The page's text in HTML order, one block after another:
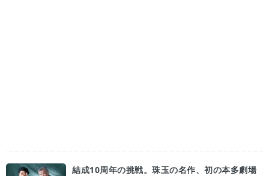
結成10周年の挑戦。珠玉の名作、初の本多劇場